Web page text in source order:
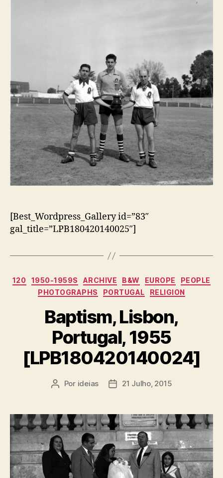
[Best_Wordpress_Gallery id=”83″
gal_title=”LPB180420140025″]
Categorias
120 1950-1959S ARCHIVE B&W EUROPE
PEOPLE
PHOTOGRAPHS
PORTUGAL RELIGION
Baptism, Lisbon,
Portugal, 1955
[LPB180420140024]
Autor
Por ideias
Data21 Julho, 2015